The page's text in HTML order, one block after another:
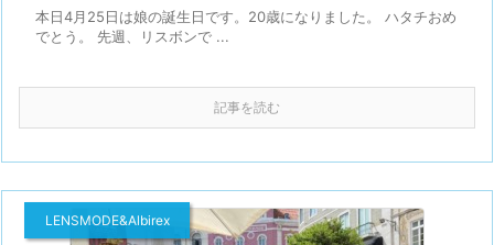
本日4月25日は娘の誕生日です。20歳になりました。 ハタチおめ
でとう。 先週、リスボンで ...
記事を読む
LENSMODE&Albirex